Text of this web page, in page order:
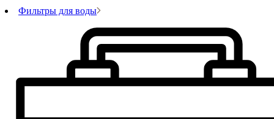
Фильтры для воды